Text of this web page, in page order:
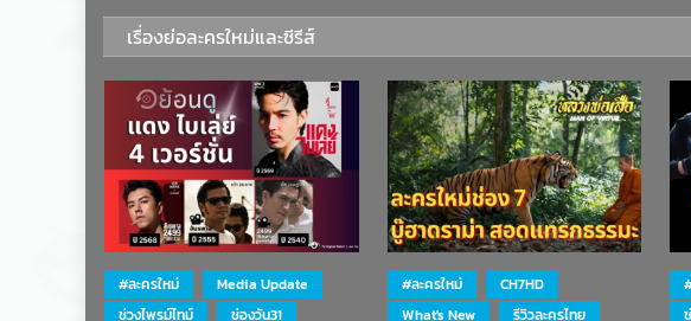
เรื่องย่อละครใหม่และซีรีส์
#ละครใหม่
Media Update
ช่วงไพรม์ไทม์
ช่องวัน31
#ละครใหม่
CH7HD
What's New
รีวิวละครไทย